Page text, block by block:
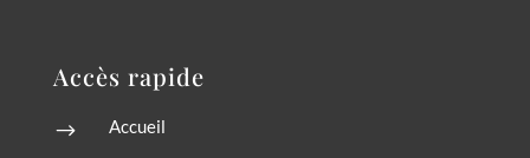
Accès rapide
$ Accueil